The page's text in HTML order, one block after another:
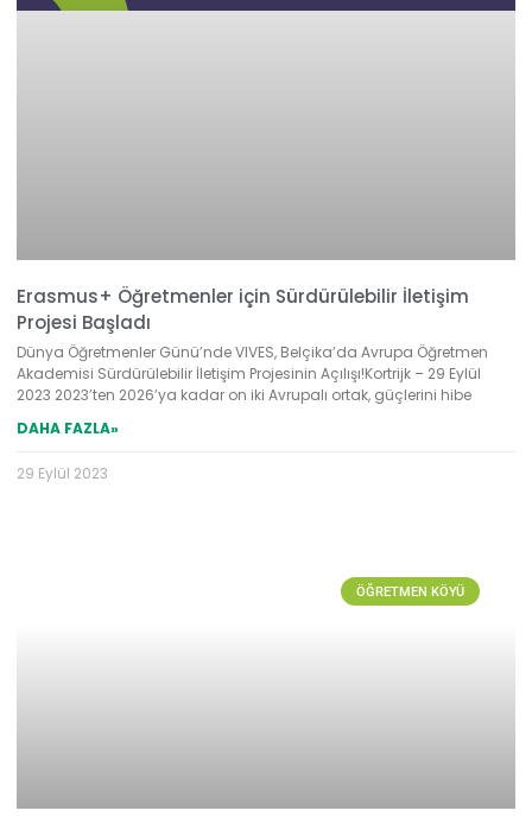
Erasmus+ Öğretmenler için Sürdürülebilir İletişim
Projesi Başladı
Dünya Öğretmenler Günü’nde VIVES, Belçika’da Avrupa Öğretmen
Akademisi Sürdürülebilir İletişim Projesinin Açılışı!Kortrijk – 29 Eylül
2023 2023’ten 2026’ya kadar on iki Avrupalı ortak, güçlerini hibe
DAHA FAZLA»
29 Eylül 2023
ÖĞRETMEN KÖYÜ